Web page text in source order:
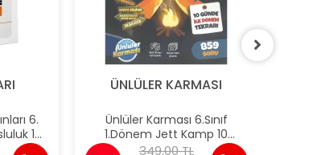
6.
10
ÜNLÜLER KARMASI
Ünlüler Karması 6.Sınıf
1.Dönem Jett Kamp 10
Fasikül
349,00 TL